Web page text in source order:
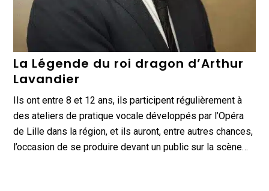
La Légende du roi dragon d’Arthur
Lavandier
Ils ont entre 8 et 12 ans, ils participent régulièrement à
des ateliers de pratique vocale développés par l’Opéra
de Lille dans la région, et ils auront, entre autres chances,
l’occasion de se produire devant un public sur la scène…